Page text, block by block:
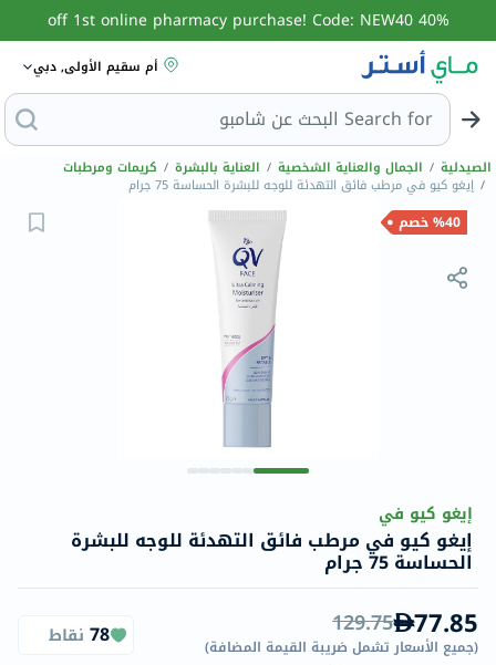
40% off 1st online pharmacy purchase! Code: NEW40
أم سقيم الأولى, دبي
Search for البحث ع
الصيدلية / الجمال والعناية الشخصية / العناية بالبشرة / كريمات ومرطبات
/ إيغو كيو في مرطب فائق التهدئة للوجه للبشرة الحساسة 75 جرام
%40 خصم
إيغو كيو في
إيغو كيو في مرطب فائق التهدئة للوجه للبشرة
الحساسة 75 جرام
77.85
129.75
(جميع الأسعار تشمل ضريبة القيمة المضافة)
78 نقاط